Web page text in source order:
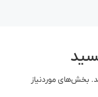
بخش‌های موردنیاز